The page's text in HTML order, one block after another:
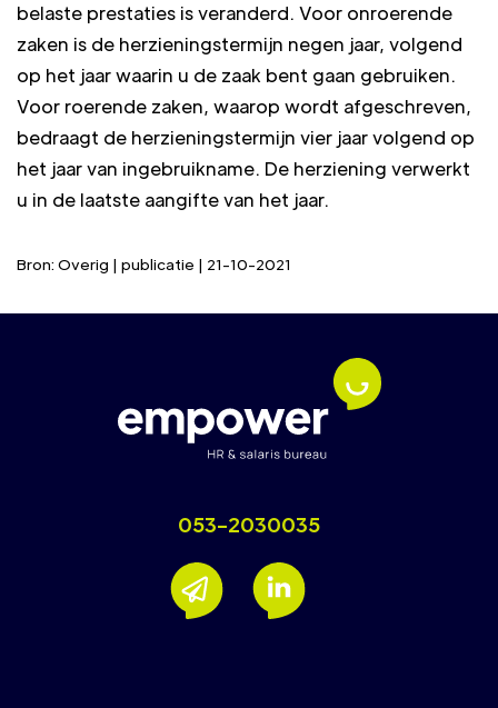
belaste prestaties is veranderd. Voor onroerende
zaken is de herzieningstermijn negen jaar, volgend
op het jaar waarin u de zaak bent gaan gebruiken.
Voor roerende zaken, waarop wordt afgeschreven,
bedraagt de herzieningstermijn vier jaar volgend op
het jaar van ingebruikname. De herziening verwerkt
u in de laatste aangifte van het jaar.
Bron: Overig | publicatie | 21-10-2021
053-2030035